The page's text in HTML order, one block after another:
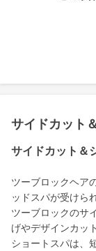
サイドカット
サイドカット＆
ツーブロックヘア
ッドスパが受けら
ツーブロックのサ
げやデザインカッ
ショートスパは、